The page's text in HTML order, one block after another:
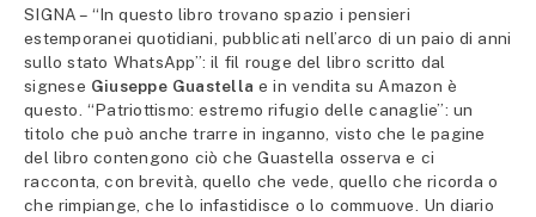
SIGNA – “In questo libro trovano spazio i pensieri
estemporanei quotidiani, pubblicati nell’arco di un paio di anni
sullo stato WhatsApp”: il fil rouge del libro scritto dal
signese Giuseppe Guastellae in vendita su Amazon è
questo. “Patriottismo: estremo rifugio delle canaglie”: un
titolo che può anche trarre in inganno, visto che le pagine
del libro contengono ciò che Guastella osserva e ci
racconta, con brevità, quello che vede, quello che ricorda o
che rimpiange, che lo infastidisce o lo commuove. Un diario